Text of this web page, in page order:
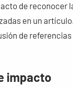
de reconocer
en un
de referencias
impacto